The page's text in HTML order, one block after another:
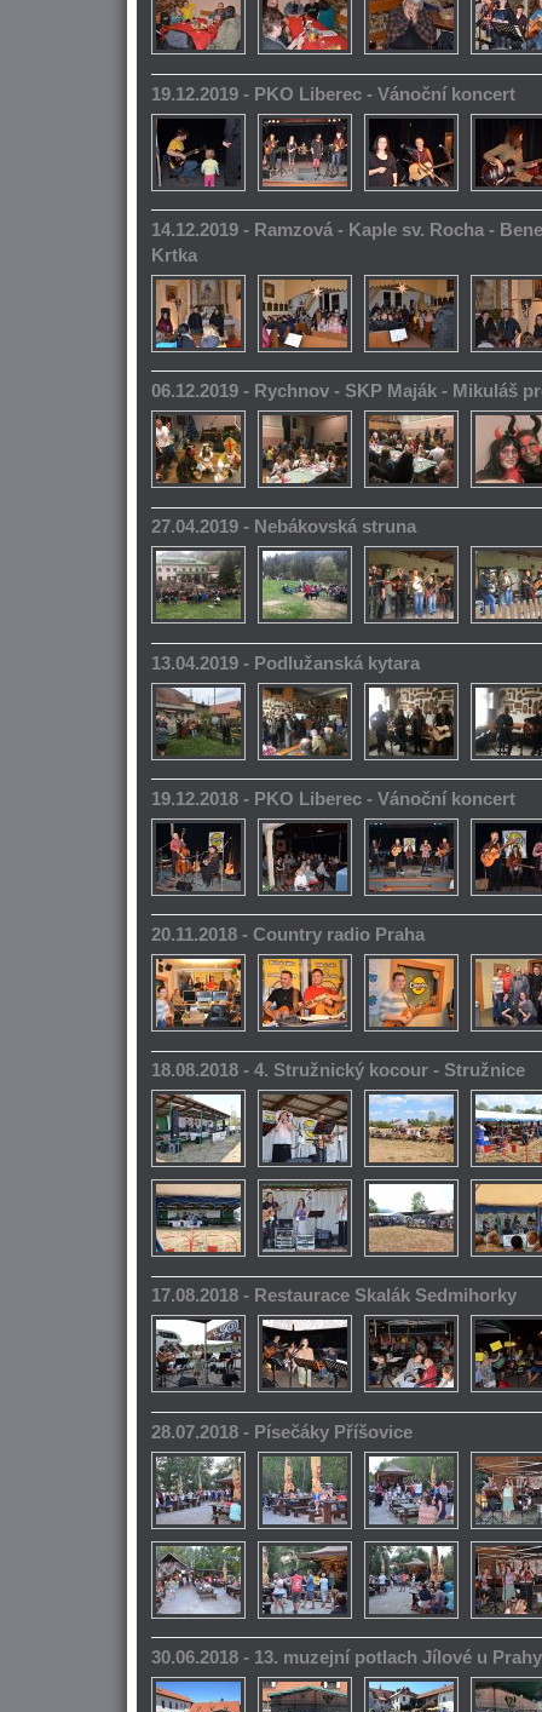
19.12.2019 - PKO Liberec - Vánoční koncert
14.12.2019 - Ramzová - Kaple sv. Rocha -
Krtka
06.12.2019 - Rychnov - SKP Maják - Mikuláš
27.04.2019 - Nebákovská struna
13.04.2019 - Podlužanská kytara
19.12.2018 - PKO Liberec - Vánoční koncert
20.11.2018 - Country radio Praha
18.08.2018 - 4. Stružnický kocour - Stružnice
17.08.2018 - Restaurace Skalák Sedmihorky
28.07.2018 - Písečáky Příšovice
30.06.2018 - 13. muzejní potlach Jílové u Prahy